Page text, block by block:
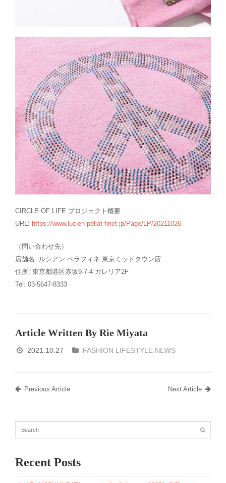
CIRCLE OF LIFE プロジェクト概要
URL: https://www.lucien-pellat-finet.jp/Page/LP/20211026
（問い合わせ先）
店舗名: ルシアン ペラフィネ 東京ミッドタウン店
住所: 東京都港区赤坂9-7-4 ガレリア2F
Tel: 03-5647-8333
Article Written By Rie Miyata
2021.10.27 FASHION LIFESTYLE NEWS
Previous Article Next Article
Recent Posts